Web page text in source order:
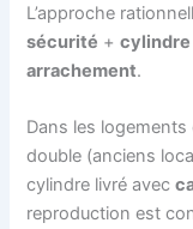
L’approche
sécurité +
arrachement.
Dans les
double (anciens
cylindre livré avec
reproduction est